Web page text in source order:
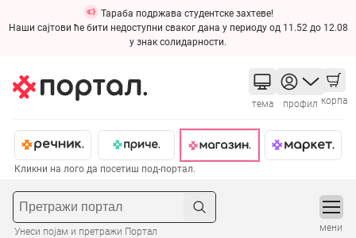
Тараба подржава студентске захтеве!
Наши сајтови ће бити недоступни сваког дана у периоду од 11.52 до 12.08
у знак солидарности.
тема профил корпа
Кликни на лого да посетиш под-портал.
Унеси појам и претражи Портал мени